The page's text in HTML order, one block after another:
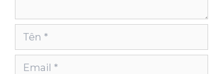
Tên
Email